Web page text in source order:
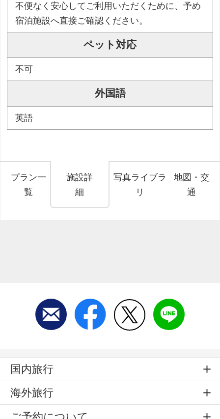
不便なく安心してご利用いただくために、予め
宿泊施設へ直接ご確認ください。
ペット対応
不可
外国語
英語
プラン一
覧
施設詳
細
写真ライブラ
リ
地図・交
通
国内旅行
海外旅行